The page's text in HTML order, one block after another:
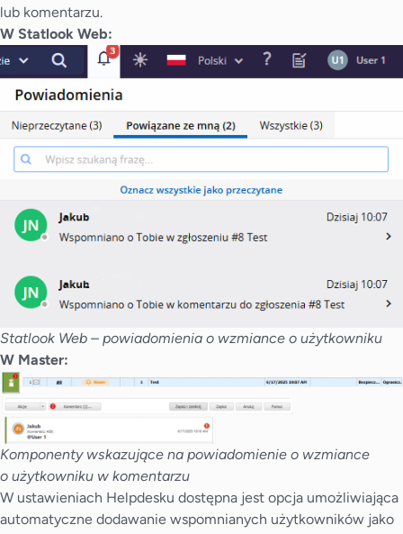
lub komentarzu.
W Statlook Web:
Statlook Web – powiadomienia o wzmiance o użytkowniku
W Master:
Komponenty wskazujące na powiadomienie o wzmiance
o użytkowniku w komentarzu
W ustawieniach Helpdesku dostępna jest opcja umożliwiająca
automatyczne dodawanie wspomnianych użytkowników jako